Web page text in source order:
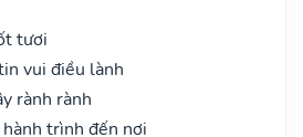
tươi
vui điều lành
rành rành
trình đến nơi